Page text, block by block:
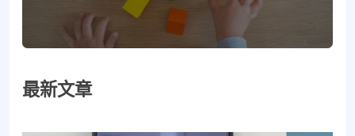
最新文章